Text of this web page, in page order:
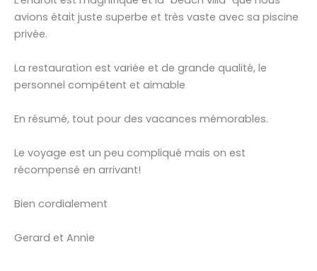
avions était juste superbe et très vaste avec sa piscine
privée.
La restauration est variée et de grande qualité, le
personnel compétent et aimable
En résumé, tout pour des vacances mémorables.
Le voyage est un peu compliqué mais on est
récompensé en arrivant!
Bien cordialement
Gerard et Annie